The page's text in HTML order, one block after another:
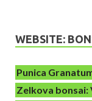
WEBSITE:
Punica
Zelkova bonsai: